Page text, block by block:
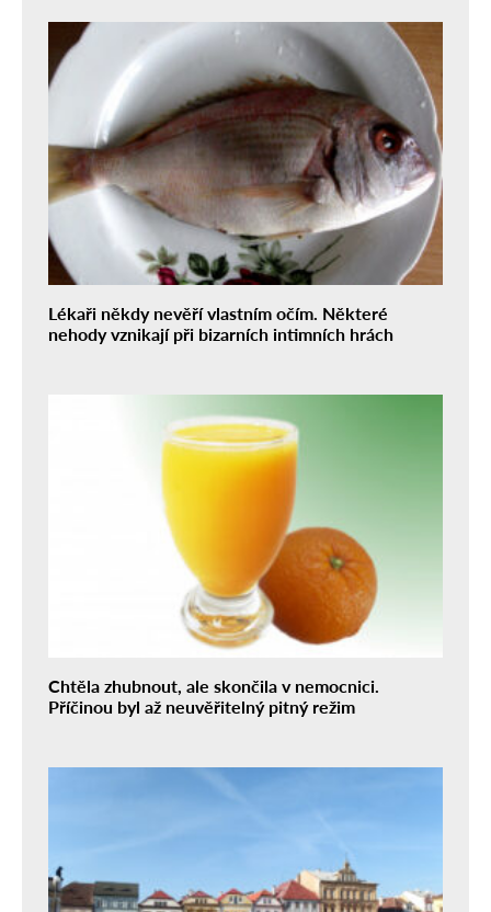
Lékaři někdy nevěří vlastním očím. Některé
nehody vznikají při bizarních intimních hrách
Chtěla zhubnout, ale skončila v nemocnici.
Příčinou byl až neuvěřitelný pitný režim